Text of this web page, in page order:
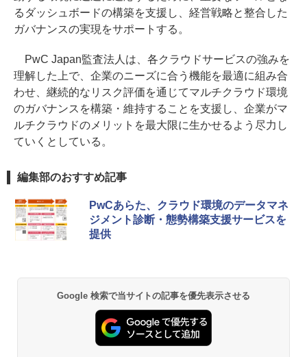
るダッシュボードの構築を支援し、経営戦略と整合した
ガバナンスの実現をサポートする。
PwC Japan監査法人は、各クラウドサービスの強みを
理解した上で、企業のニーズに合う機能を最適に組み合
わせ、継続的なリスク評価を通じてマルチクラウド環境
のガバナンスを構築・維持することを支援し、企業がマ
ルチクラウドのメリットを最大限に生かせるよう尽力し
ていくとしている。
編集部のおすすめ記事
PwCあらた、クラウド環境のデータマネ
ジメント診断・態勢構築支援サービスを
提供
Google 検索で当サイトの記事を優先表示させる